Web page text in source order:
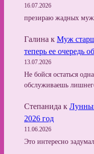
16.07.2026
презираю жадных
Галина к Муж
теперь ее очередь
13.07.2026
Не бойся остаться
обслуживаешь
Степанида к
2026 год
11.06.2026
Это интересно